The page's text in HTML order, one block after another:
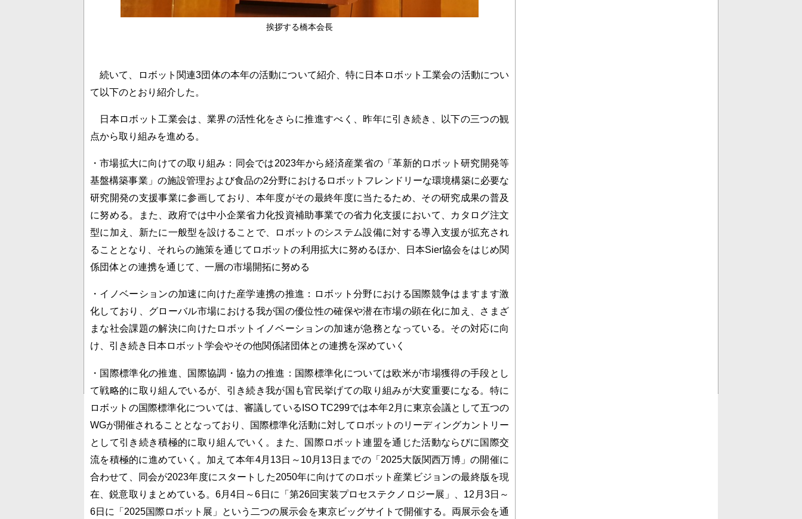
挨拶する橋本会長
続いて、ロボット関連3団体の本年の活動について紹介、特に日本ロボット工業会の活動につい
て以下のとおり紹介した。
日本ロボット工業会は、業界の活性化をさらに推進すべく、昨年に引き続き、以下の三つの観
点から取り組みを進める。
・市場拡大に向けての取り組み：同会では2023年から経済産業省の「革新的ロボット研究開発等
基盤構築事業」の施設管理および食品の2分野におけるロボットフレンドリーな環境構築に必要な
研究開発の支援事業に参画しており、本年度がその最終年度に当たるため、その研究成果の普及
に努める。また、政府では中小企業省力化投資補助事業での省力化支援において、カタログ注文
型に加え、新たに一般型を設けることで、ロボットのシステム設備に対する導入支援が拡充され
ることとなり、それらの施策を通じてロボットの利用拡大に努めるほか、日本Sier協会をはじめ関
係団体との連携を通じて、一層の市場開拓に努める
・イノベーションの加速に向けた産学連携の推進：ロボット分野における国際競争はますます激
化しており、グローバル市場における我が国の優位性の確保や潜在市場の顕在化に加え、さまざ
まな社会課題の解決に向けたロボットイノベーションの加速が急務となっている。その対応に向
け、引き続き日本ロボット学会やその他関係諸団体との連携を深めていく
・国際標準化の推進、国際協調・協力の推進：国際標準化については欧米が市場獲得の手段とし
て戦略的に取り組んでいるが、引き続き我が国も官民挙げての取り組みが大変重要になる。特に
ロボットの国際標準化については、審議しているISO TC299では本年2月に東京会議として五つの
WGが開催されることとなっており、国際標準化活動に対してロボットのリーディングカントリー
として引き続き積極的に取り組んでいく。また、国際ロボット連盟を通じた活動ならびに国際交
流を積極的に進めていく。加えて本年4月13日～10月13日までの「2025大阪関西万博」の開催に
合わせて、同会が2023年度にスタートした2050年に向けてのロボット産業ビジョンの最終版を現
在、鋭意取りまとめている。6月4日～6日に「第26回実装プロセステクノロジー展」、12月3日～
6日に「2025国際ロボット展」という二つの展示会を東京ビッグサイトで開催する。両展示会を通